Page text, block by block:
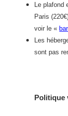
Le plafond
Paris
voir le «
Les
sont pas
Politique